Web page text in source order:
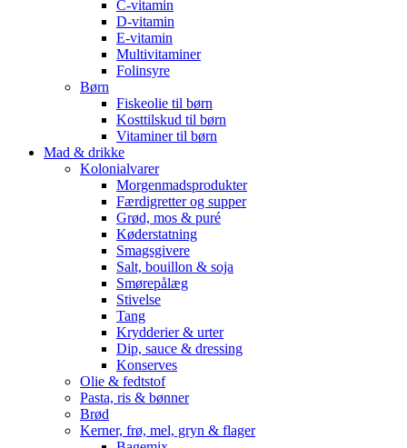
C-vitamin
D-vitamin
E-vitamin
Multivitaminer
Folinsyre
Børn
Fiskeolie til børn
Kosttilskud til børn
Vitaminer til børn
Mad & drikke
Kolonialvarer
Morgenmadsprodukter
Færdigretter og supper
Grød, mos & puré
Køderstatning
Smagsgivere
Salt, bouillon & soja
Smørepålæg
Stivelse
Tang
Krydderier & urter
Dip, sauce & dressing
Konserves
Olie & fedtstof
Pasta, ris & bønner
Brød
Kerner, frø, mel, gryn & flager